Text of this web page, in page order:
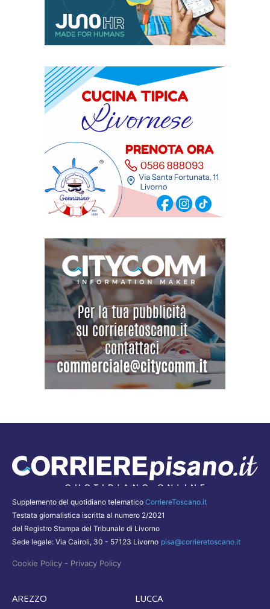
Supplemento del quotidiano telematico CorriereToscano.it
Testata giornalistica iscritta al numero 2/2021
del Registro Stampa del Tribunale di Livorno
Sede legale: Via Cairoli, 30 - 57123 Livorno pisa@corrieretoscano.it
Cookie Policy - Privacy Policy
AREZZO
LUCCA